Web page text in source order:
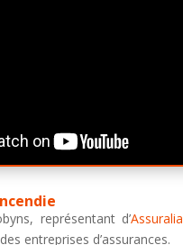
représentant d’Assuralia
entreprises d’assurances.